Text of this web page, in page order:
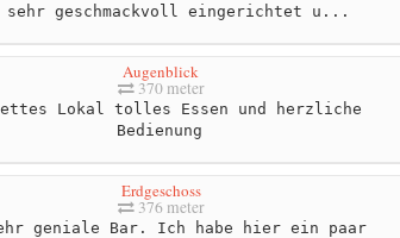
sehr geschmackvoll eingerichtet u...
Augenblick
370 meter
Lokal tolles Essen und herzliche
Bedienung
Erdgeschoss
376 meter
geniale Bar. Ich habe hier ein paar